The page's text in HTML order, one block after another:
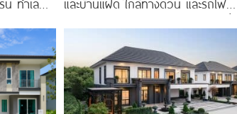
น ทำเล
และบ้านแฝด ใกล้ทางด่วน และรถไฟฟ้า